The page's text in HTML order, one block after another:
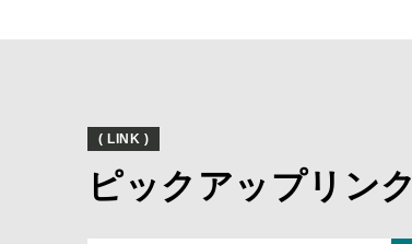
( LINK )
ピックアップリンク